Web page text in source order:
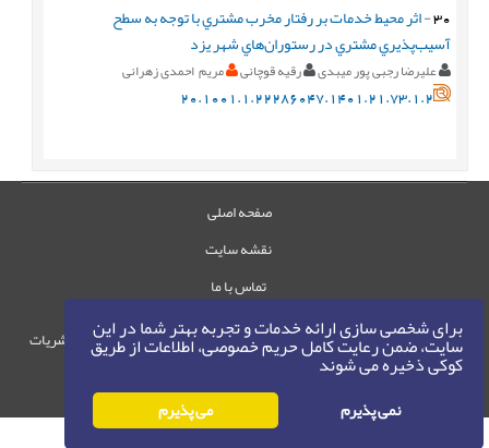
برای شخصی سازی ارائه خدمات و تجربه بهتر شما در این
سایت، ضمن رعایت کامل حریم خصوصی، اطلاعات از طریق
کوکی ذخیره می شوند
نمی پذیرم می پذیرم
30
-اثر محيط خدمات بر رفتار مخرب مشتري با توجه به سطح
آسيب‌پذيري مشتري در رستوران‌هاي شهر يزد
علیرضا رجبی پور میبدی رقیه قوچانی مریم احمدی زهرانی
20.1001.1.22286047.1401.21.73.1.2
صفحه اصلی
نقشه سایت
تماس با ما
حقوق این وب‌سایت متعلق به سامانه مدیریت نشریات
رایمگ است.
حق نشر©
1405-1396